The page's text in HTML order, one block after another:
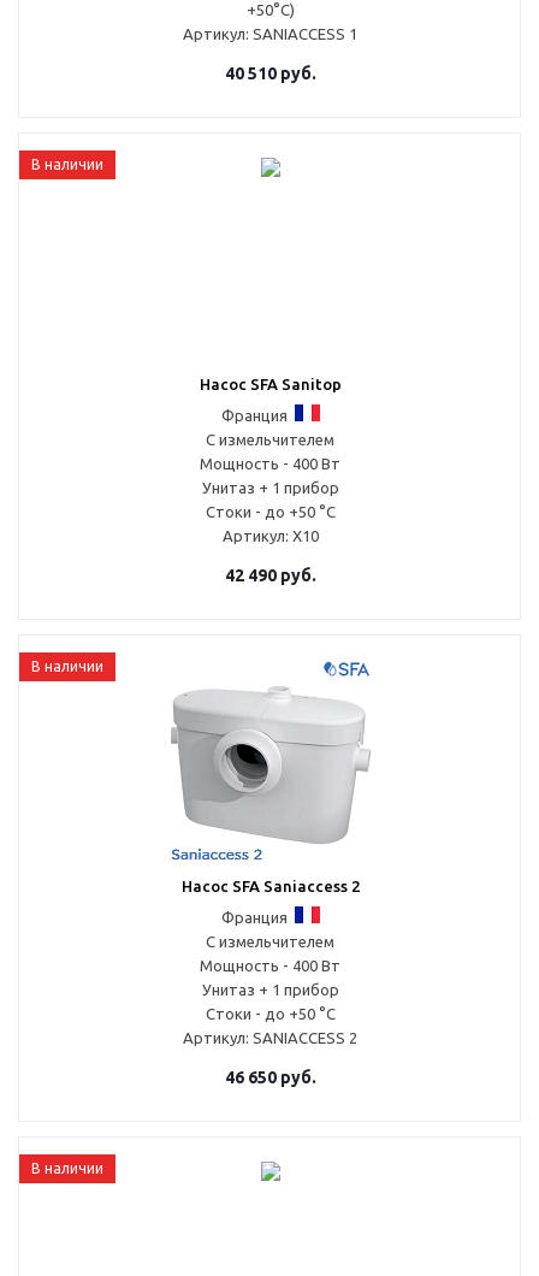
+50°С)
Артикул: SANIACCESS 1
40 510руб.
В наличии
Насос SFA Sanitop
Франция
С измельчителем
Мощность - 400 Вт
Унитаз + 1 прибор
Стоки - до +50 °С
Артикул: X10
42 490руб.
В наличии
Насос SFA Saniaccess 2
Франция
С измельчителем
Мощность - 400 Вт
Унитаз + 1 прибор
Стоки - до +50 °С
Артикул: SANIACCESS 2
46 650руб.
В наличии